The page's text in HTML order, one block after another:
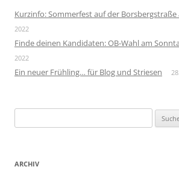
Kurzinfo: Sommerfest auf der Borsbergstraße
2022
Finde deinen Kandidaten: OB-Wahl am
2022
Ein neuer Frühling… für Blog und Striesen
nach:
ARCHIV